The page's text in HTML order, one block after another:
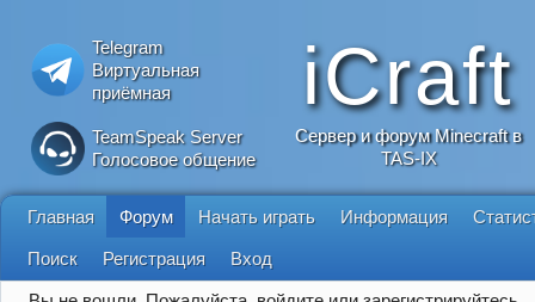
Telegram
Виртуальная
приёмная
TeamSpeak Server
Голосовое общение
iCraft
Сервер и форум Minecraft в
TAS-IX
Главная Форум Начать играть Информация
Поиск Регистрация Вход